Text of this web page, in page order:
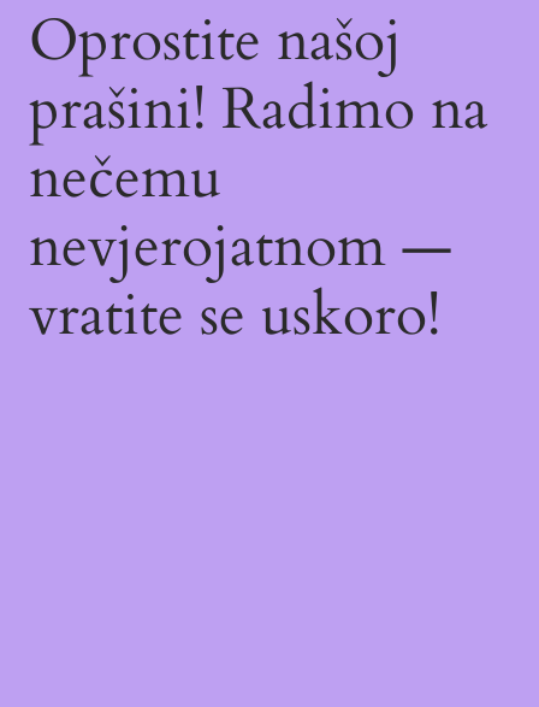
Oprostite našoj
prašini! Radimo na
nečemu
nevjerojatnom —
vratite se uskoro!